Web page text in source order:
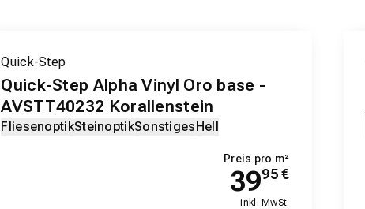
Quick-Step
Quick-Step Alpha Vinyl Oro base -
AVSTT40232 Korallenstein
FliesenoptikSteinoptikSonstigesHell
Preis pro m²
3995€
inkl. MwSt.